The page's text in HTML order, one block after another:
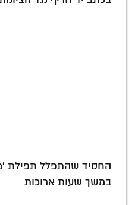
החסיד שהתפלל תפילת
במשך שעות ארוכות